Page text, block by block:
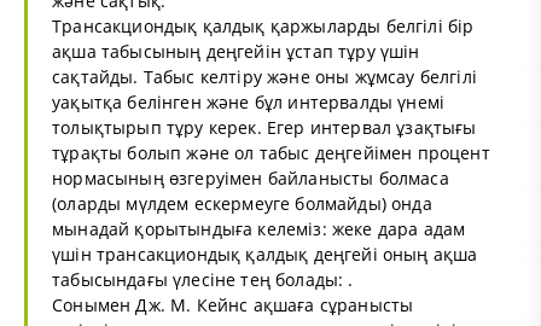
Трансакциондық қалдық қаржыларды белгілі бір
ақша табысының деңгейін ұстап тұру үшін
сақтайды. Табыс келтіру және оны жұмсау белгілі
уақытқа белінген және бұл интервалды үнемі
толықтырып тұру керек. Егер интервал ұзақтығы
тұрақты болып және ол табыс деңгейімен процент
нормасының өзгеруімен байланысты болмаса
(оларды мүлдем ескермеуге болмайды) онда
мынадай қорытындыға келеміз: жеке дара адам
үшін трансакциондық қалдық деңгейі оның ақша
табысындағы үлесіне тең болады: .
Сонымен Дж. М. Кейнс ақшаға сұранысты